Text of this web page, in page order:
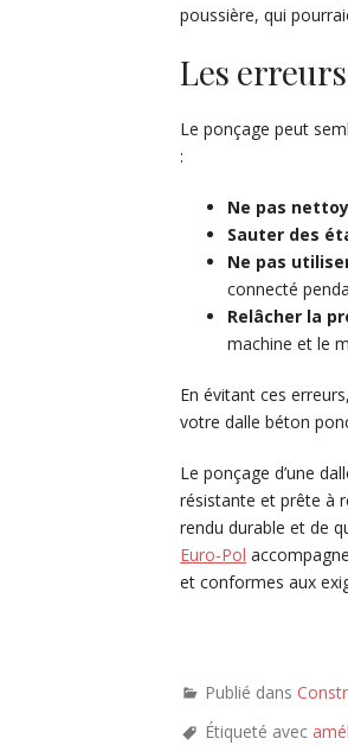
poussière, qui
Les
Le ponçage peut
:
Ne pas
Sauter des
Ne pas
connecté
Relâcher la
machine et le
En évitant ces
votre dalle béton
Le ponçage d’une
résistante et prête à
rendu durable et de
Euro-Pol
et conformes aux
Publié dans
Étiqueté avec